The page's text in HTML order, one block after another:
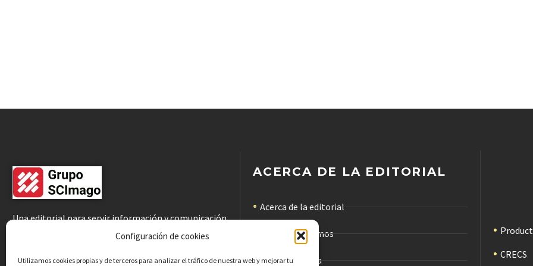
Configuración de cookies
Utilizamos cookies propias y de terceros para analizar el tráfico de nuestra web y mejorar tu
Una editorial para servir información y comunicación
científicas de calidad a la comunidad académica
ACERCA DE LA EDITORIAL
Acerca de la editorial
Cómo trabajamos
Código de ética
CRECS